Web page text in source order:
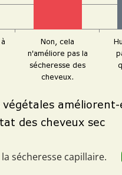
sécheresse capillaire.